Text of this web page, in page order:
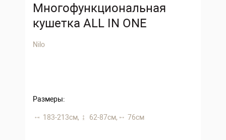
Многофункциональная
кушетка ALL IN ONE
Nilo
Размеры:
183-213 см, 62-87 см, 76 см